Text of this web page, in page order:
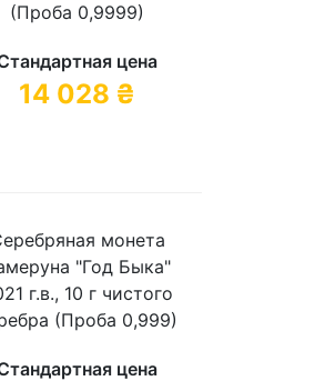
(Проба 0,9999)
цена
14 028 ₴
монета
"Год Быка"
г.в., 10 г чистого
(Проба 0,999)
цена